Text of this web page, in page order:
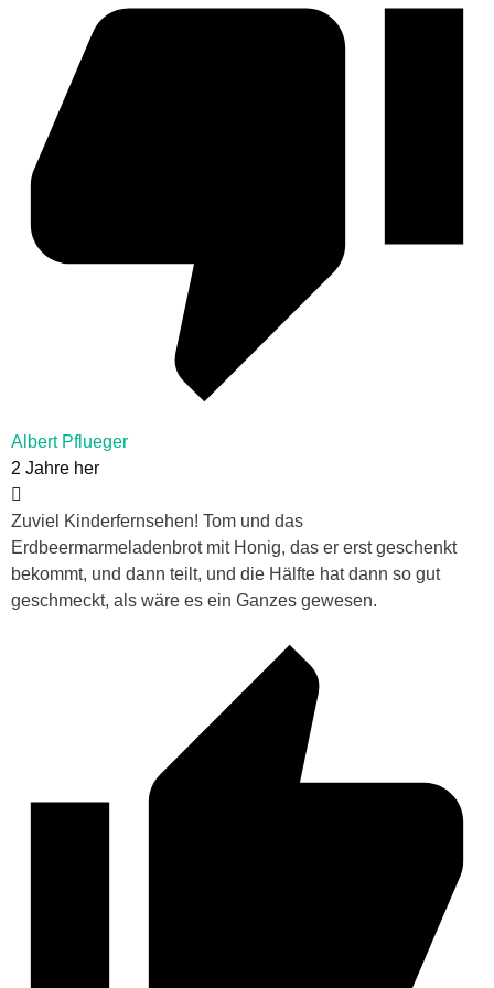
Albert Pflueger
2 Jahre her
Zuviel Kinderfernsehen! Tom und das
Erdbeermarmeladenbrot mit Honig, das er erst geschenkt
bekommt, und dann teilt, und die Hälfte hat dann so gut
geschmeckt, als wäre es ein Ganzes gewesen.